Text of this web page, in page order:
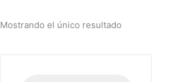
Mostrando el único resultado